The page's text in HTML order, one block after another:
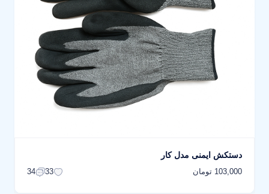
دستکش ایمنی مدل کار
103,000 تومان 33
34